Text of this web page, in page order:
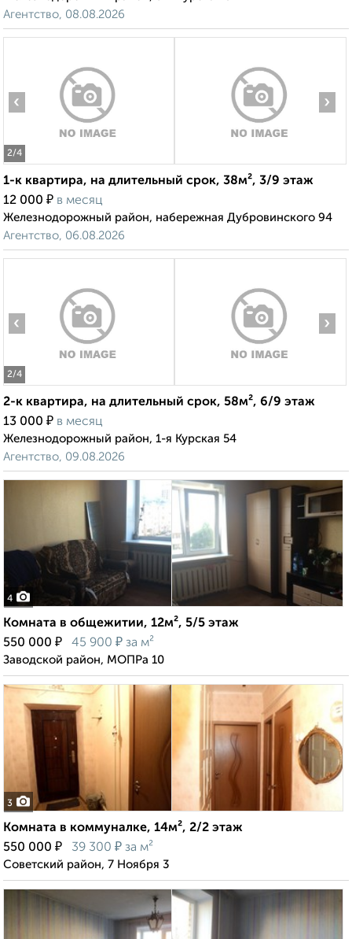
Агентство, 08.08.2026
2/4
‹ ›
1-к квартира, на длительный срок, 38м², 3/9 этаж
12 000 ₽ в месяц
Железнодорожный район, набережная Дубровинского 94
Агентство, 06.08.2026
2/4
‹ ›
2-к квартира, на длительный срок, 58м², 6/9 этаж
13 000 ₽ в месяц
Железнодорожный район, 1-я Курская 54
Агентство, 09.08.2026
4
Комната в общежитии, 12м², 5/5 этаж
550 000 ₽ 45 900 ₽ за м²
Заводской район, МОПРа 10
3
Комната в коммуналке, 14м², 2/2 этаж
550 000 ₽ 39 300 ₽ за м²
Советский район, 7 Ноября 3